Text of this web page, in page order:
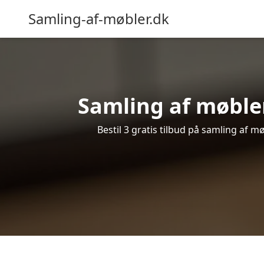
Samling-af-møbler.dk
Samling af
Bestil 3 gratis tilbud på samling af